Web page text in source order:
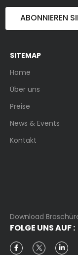
ABONNIEREN
SITEMAP
Home
Über uns
Preise
News & Events
Kontakt
Download
FOLGE UNS AUF :